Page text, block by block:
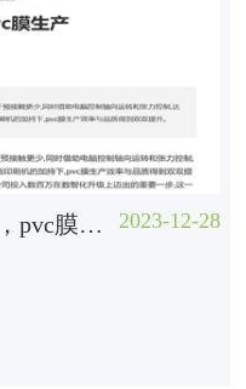
2023-12-28
浪美新材料向数智化升级，pvc膜生产更“快”更“优质”